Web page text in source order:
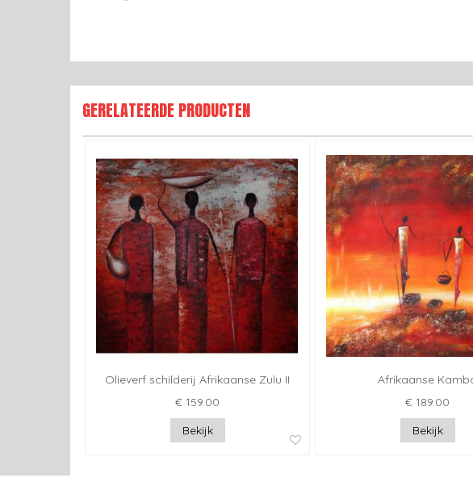
GERELATEERDE PRODUCTEN
Olieverf schilderij Afrikaanse Zulu II
€ 159.00
Bekijk
Afrikaanse
€ 189.00
Bekijk